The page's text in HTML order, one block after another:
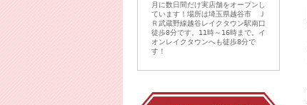
月に数日間だけ実店舗をオープンし
ています！場所は埼玉県越谷市 Ｊ
Ｒ武蔵野線越谷レイクタウン駅南口
徒歩8分です。11時～16時まで。イ
オンレイクタウンへも徒歩8分で
す！